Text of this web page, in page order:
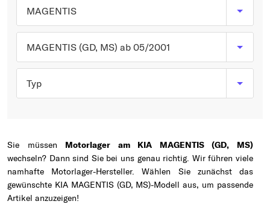
MAGENTIS
MAGENTIS (GD, MS) ab 05/2001
Typ
Sie müssen Motorlager am KIA MAGENTIS (GD, MS)
wechseln? Dann sind Sie bei uns genau richtig. Wir führen viele
namhafte Motorlager-Hersteller. Wählen Sie zunächst das
gewünschte KIA MAGENTIS (GD, MS)-Modell aus, um passende
Artikel anzuzeigen!